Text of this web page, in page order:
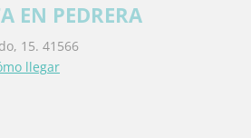
EN PEDRERA
15. 41566
llegar